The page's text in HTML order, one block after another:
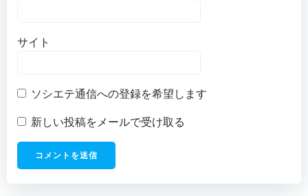
サイト
ソシエテ通信への登録を希望します
新しい投稿をメールで受け取る